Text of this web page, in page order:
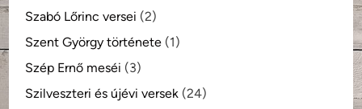
Szabó Lőrinc versei (2)
Szent György története (1)
Szép Ernő meséi (3)
Szilveszteri és újévi versek (24)